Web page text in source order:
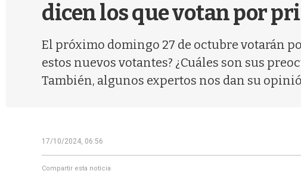
dicen los que votan por
El próximo domingo 27 de octubre votarán
estos nuevos votantes? ¿Cuáles son sus
También, algunos expertos nos dan su
17/10/2024, 06:56
Compartir esta noticia